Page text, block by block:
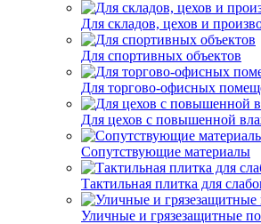
Для складов, цехов и
Для спортивных объектов
Для торгово-офисных
Для цехов с повышенной
Сопутствующие материалы
Тактильная плитка для
Уличные и грязезащитные